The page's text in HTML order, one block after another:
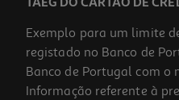
TAEG DO CARTÃO DE
Exemplo para um limite
registado no Banco de
Banco de Portugal com o
Informação referente à